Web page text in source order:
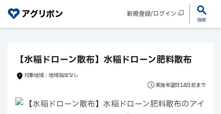
新規登録/ログイン
検索
【水稲ドローン散布】水稲ドローン肥料散布
対象地域：地域指定なし
実施希望日14日前まで